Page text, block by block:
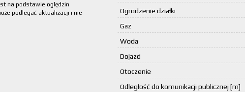
na podstawie oględzin
podlegać aktualizacji i nie
Ogrodzenie działki
Gaz
Woda
Dojazd
Otoczenie
Odległość do komunikacji publicznej [m]